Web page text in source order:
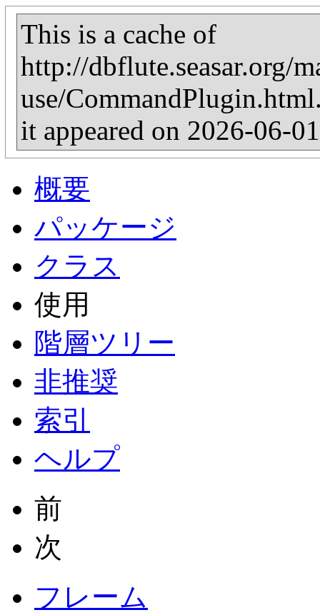
This is a cache of
http://dbflute.seasar.org/
use/
it appeared on 2026-06-
概要
パッケージ
クラス
使用
階層ツリー
非推奨
索引
ヘルプ
前
次
フレーム